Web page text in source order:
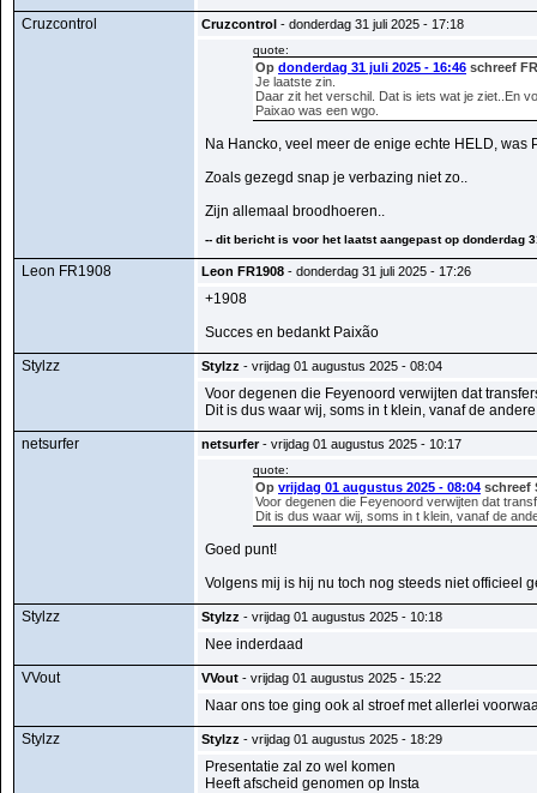
Cruzcontrol
Cruzcontrol - donderdag 31 juli 2025 - 17:18
quote:
Op donderdag 31 juli 2025 - 16:46 schreef
Je laatste zin.
Daar zit het verschil. Dat is iets wat je ziet..En
Paixao was een wgo.
Na Hancko, veel meer de enige echte HELD,
Zoals gezegd snap je verbazing niet zo..
Zijn allemaal broodhoeren..
-- dit bericht is voor het laatst aangepast op donderdag
Leon FR1908 Leon FR1908 - donderdag 31 juli 2025 - 17:26
+1908
Succes en bedankt Paixão
Stylzz
Stylzz - vrijdag 01 augustus 2025 - 08:04
Voor degenen die Feyenoord verwijten dat
Dit is dus waar wij, soms in t klein, vanaf de
netsurfer
netsurfer- vrijdag 01 augustus 2025 - 10:17
quote:
Op vrijdag 01 augustus 2025 - 08:04 schreef
Voor degenen die Feyenoord verwijten dat
Dit is dus waar wij, soms in t klein, vanaf de
Goed punt!
Volgens mij is hij nu toch nog steeds niet officieel
Stylzz
Stylzz - vrijdag 01 augustus 2025 - 10:18
Nee inderdaad
VVout
VVout - vrijdag 01 augustus 2025 - 15:22
Naar ons toe ging ook al stroef met allerlei
Stylzz
Stylzz - vrijdag 01 augustus 2025 - 18:29
Presentatie zal zo wel komen
Heeft afscheid genomen op Insta